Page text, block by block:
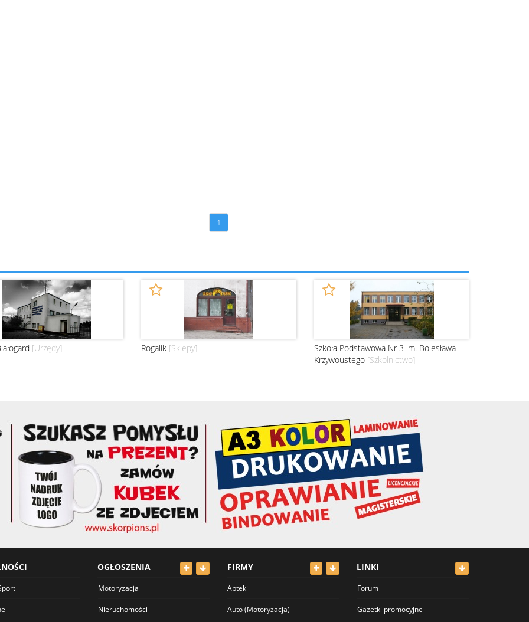
1
[Urzędy] Rogalik [Sklepy]
Szkoła Podstawowa Nr 3 im. Bolesława
Krzywoustego [Szkolnictwo]
OGŁOSZENIA
Motoryzacja
Nieruchomości
FIRMY
Apteki
Auto (Motoryzacja)
LINKI
Forum
Gazetki promocyjne